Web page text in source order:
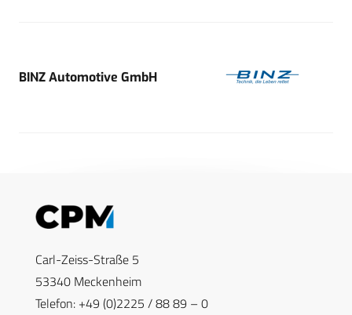
BINZ Automotive GmbH
Carl-Zeiss-Straße 5
53340 Meckenheim
Telefon: +49 (0)2225 / 88 89 – 0